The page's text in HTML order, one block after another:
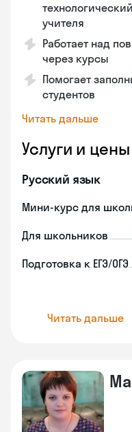
учителя
Работает над
через курсы
Помогает
студентов
Читать дальше
Услуги и цены
Русский язык
Мини-курс для
Для школьников
Подготовка к ЕГЭ/ОГЭ
Читать дальше